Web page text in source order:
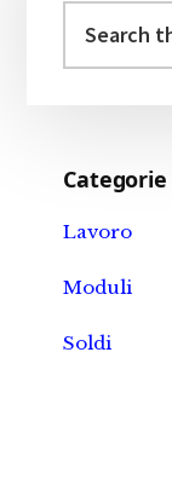
this
Categorie
Lavoro
Moduli
Soldi